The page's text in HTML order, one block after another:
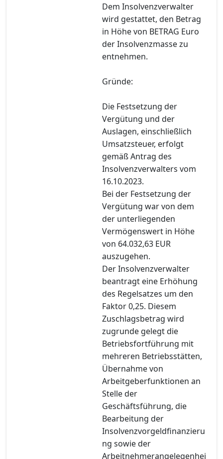
Dem Insolvenzverwalter
wird gestattet, den Betrag
in Höhe von BETRAG Euro
der Insolvenzmasse zu
entnehmen.
Gründe:
Die Festsetzung der
Vergütung und der
Auslagen, einschließlich
Umsatzsteuer, erfolgt
gemäß Antrag des
Insolvenzverwalters vom
16.10.2023.
Bei der Festsetzung der
Vergütung war von dem
der unterliegenden
Vermögenswert in Höhe
von 64.032,63 EUR
auszugehen.
Der Insolvenzverwalter
beantragt eine Erhöhung
des Regelsatzes um den
Faktor 0,25. Diesem
Zuschlagsbetrag wird
zugrunde gelegt die
Betriebsfortführung mit
mehreren Betriebsstätten,
Übernahme von
Arbeitgeberfunktionen an
Stelle der
Geschäftsführung, die
Bearbeitung der
Insolvenzvorgeldfinanzieru
ng sowie der
Arbeitnehmerangelegenhei